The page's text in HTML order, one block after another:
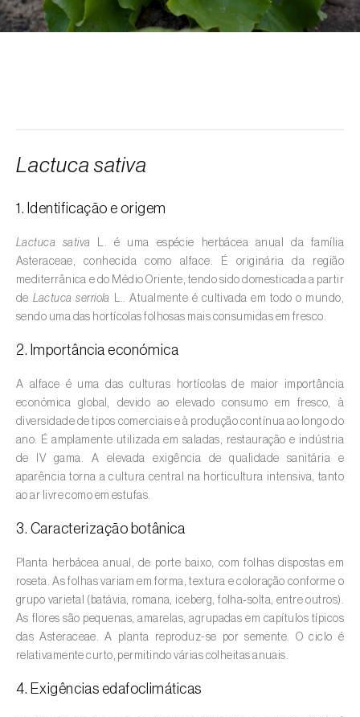
Alface (Lactuca sativa)
Alho-francês ( Allium porrum
Ambientes aquáticos (
de tratamento de águas residuais
Ameixeira (Prunus domestica L.)
Amendoeira (Prunus dulcis)
Amendoim (Arachis hypogaea
Amieiro (Alnus glutinosa)
Amoreira (Morus spp.)
Ananás / Abacaxi (Ananas comosus)
Anona (Annona spp.
Áreas não cultivadas (-
Aromáticas, condimentares e medicinais
(Coriandrum, Petroselinum, Mentha, Ocimum,
Artemisia, Foeniculum, Laurus, Majorana,
Melissa, Pimpinella, Rosmarinus e outras
)
Arroz (Oryza spp.)
Aveia ( Avena sativa )
Lactuca sativa
1. Identificação e origem
Lactuca sativa
L. é uma espécie herbácea anual da família
Asteraceae, conhecida como alface. É originária da região
mediterrânica e do Médio Oriente, tendo sido domesticada a partir
de Lactuca serriola
L.. Atualmente é cultivada em todo o mundo,
sendo uma das hortícolas folhosas mais consumidas em fresco.
2. Importância económica
A alface é uma das culturas hortícolas de maior importância
económica global, devido ao elevado consumo em fresco, à
diversidade de tipos comerciais e à produção contínua ao longo do
ano. É amplamente utilizada em saladas, restauração e indústria
de IV gama. A elevada exigência de qualidade sanitária e
aparência torna a cultura central na horticultura intensiva, tanto
ao ar livre como em estufas.
3. Caracterização botânica
Planta herbácea anual, de porte baixo, com folhas dispostas em
roseta. As folhas variam em forma, textura e coloração conforme o
grupo varietal (batávia, romana, iceberg, folha‑solta, entre outros).
As flores são pequenas, amarelas, agrupadas em capítulos típicos
das Asteraceae. A planta reproduz-se por semente. O ciclo é
relativamente curto, permitindo várias colheitas anuais.
4. Exigências edafoclimáticas